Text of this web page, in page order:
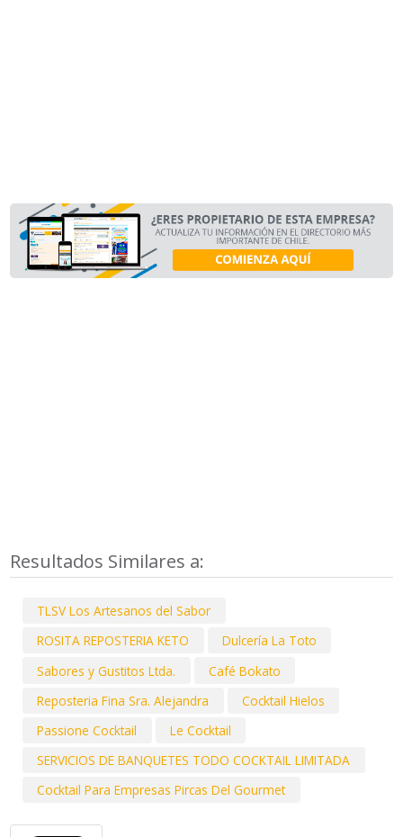
Resultados Similares a:
TLSV Los Artesanos del Sabor
ROSITA REPOSTERIA KETO
Dulcería La Toto
Sabores y Gustitos Ltda.
Café Bokato
Reposteria Fina Sra. Alejandra
Cocktail Hielos
Passione Cocktail
Le Cocktail
SERVICIOS DE BANQUETES TODO COCKTAIL LIMITADA
Cocktail Para Empresas Pircas Del Gourmet